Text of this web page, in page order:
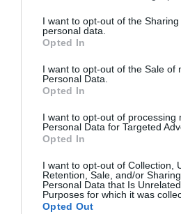
not limited to your visit or usage
grant or deny consent to Google
use your data for below specified
consent section.
I want to opt-out of the
personal data.
Opted In
I want to opt-out of the Sale of
Personal Data.
Opted In
I want to opt-out of processing
Personal Data for Targeted
Opted In
I want to opt-out of Collection,
Retention, Sale, and/or
Personal Data that Is
Purposes for which it was
Opted Out
Tesztelik az új Alpine-t
SUV-ot is kínál majd az